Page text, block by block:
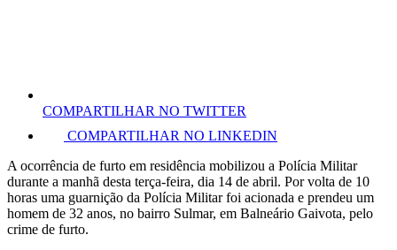
COMPARTILHAR NO TWITTER
COMPARTILHAR NO LINKEDIN
A ocorrência de furto em residência mobilizou a Polícia Militar
durante a manhã desta terça-feira, dia 14 de abril. Por volta de 10
horas uma guarnição da Polícia Militar foi acionada e prendeu um
homem de 32 anos, no bairro Sulmar, em Balneário Gaivota, pelo
crime de furto.